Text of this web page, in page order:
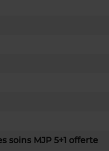
soins MJP 5+1 offerte